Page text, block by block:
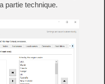
partie technique.